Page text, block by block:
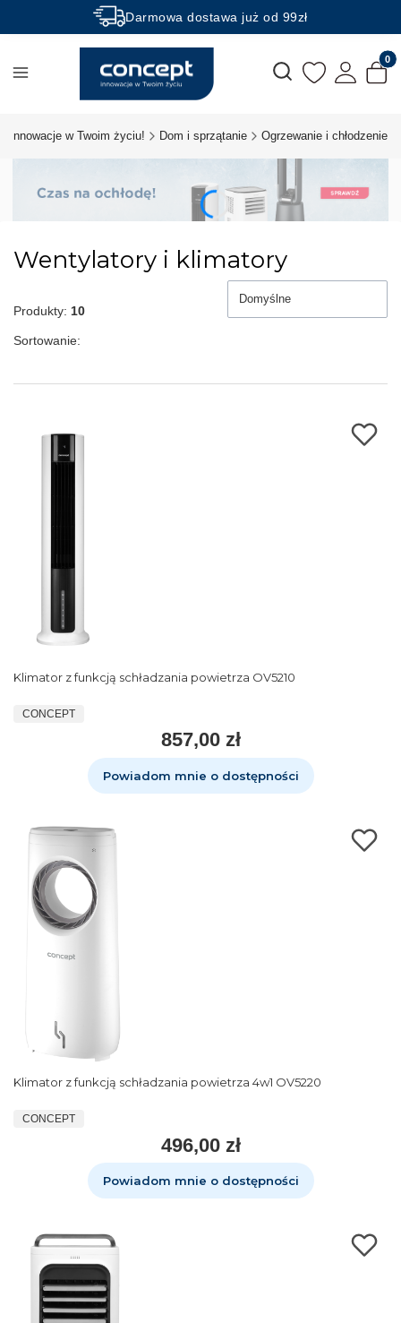
Darmowa dostawa już od 99zł
Rabaty -50% na wybrane produkty
Otwórz wyszukiwarkę
innowacje w Twoim życiu! Dom i sprzątanie Ogrzewanie i chłodzenie
Wentylatory i klimatory
Produkty: 10
Sortowanie:
Domyślne
Klimator z funkcją schładzania powietrza OV5210
CONCEPT
857,00 zł
Powiadom mnie o dostępności
Klimator z funkcją schładzania powietrza 4w1 OV5220
CONCEPT
496,00 zł
Powiadom mnie o dostępności